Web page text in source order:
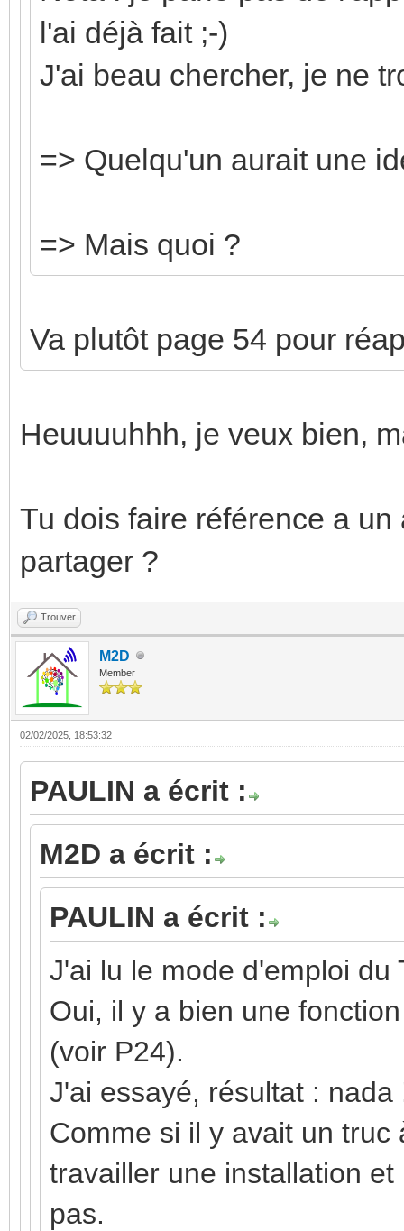
l'ai déjà fait ;-)
J'ai beau chercher, je ne
=> Quelqu'un aurait une
=> Mais quoi ?
Va plutôt page 54 pour
Heuuuuhhh, je veux bien,
Tu dois faire référence a
partager ?
Trouver
M2D
Member
02/02/2025, 18:53:32
PAULIN a écrit :
M2D a écrit :
PAULIN a écrit :
J'ai lu le mode d'emploi du
Oui, il y a bien une
(voir P24).
J'ai essayé, résultat : nada
Comme si il y avait un
travailler une installation
pas.